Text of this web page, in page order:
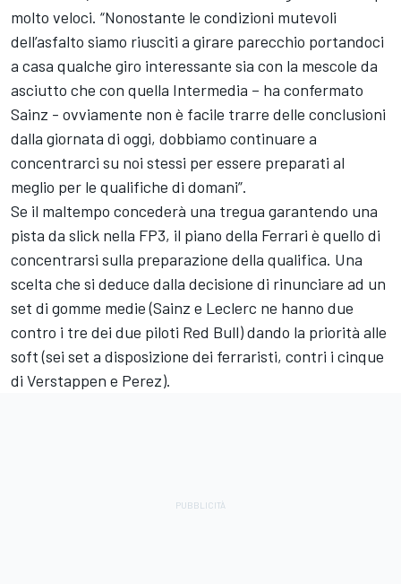
molto veloci. “Nonostante le condizioni mutevoli
dell’asfalto siamo riusciti a girare parecchio portandoci
a casa qualche giro interessante sia con la mescole da
asciutto che con quella Intermedia – ha confermato
Sainz - ovviamente non è facile trarre delle conclusioni
dalla giornata di oggi, dobbiamo continuare a
concentrarci su noi stessi per essere preparati al
meglio per le qualifiche di domani”.
Se il maltempo concederà una tregua garantendo una
pista da slick nella FP3, il piano della Ferrari è quello di
concentrarsi sulla preparazione della qualifica. Una
scelta che si deduce dalla decisione di rinunciare ad un
set di gomme medie (Sainz e Leclerc ne hanno due
contro i tre dei due piloti Red Bull) dando la priorità alle
soft (sei set a disposizione dei ferraristi, contri i cinque
di Verstappen e Perez).